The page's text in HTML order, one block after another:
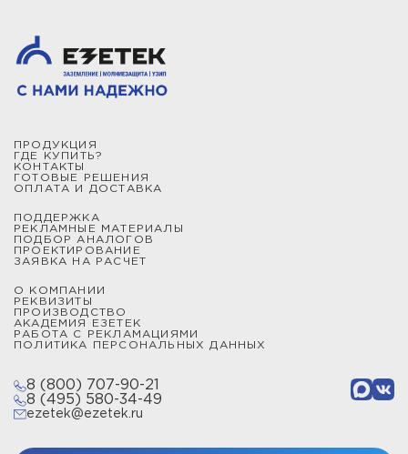
ПРОДУКЦИЯ
ГДЕ КУПИТЬ?
КОНТАКТЫ
ГОТОВЫЕ РЕШЕНИЯ
ОПЛАТА И ДОСТАВКА
ПОДДЕРЖКА
РЕКЛАМНЫЕ МАТЕРИАЛЫ
ПОДБОР АНАЛОГОВ
ПРОЕКТИРОВАНИЕ
ЗАЯВКА НА РАСЧЕТ
О КОМПАНИИ
РЕКВИЗИТЫ
ПРОИЗВОДСТВО
АКАДЕМИЯ ЕЗЕТЕК
РАБОТА С РЕКЛАМАЦИЯМИ
ПОЛИТИКА ПЕРСОНАЛЬНЫХ ДАННЫХ
8 (800) 707-90-21
8 (495) 580-34-49
ezetek@ezetek.ru